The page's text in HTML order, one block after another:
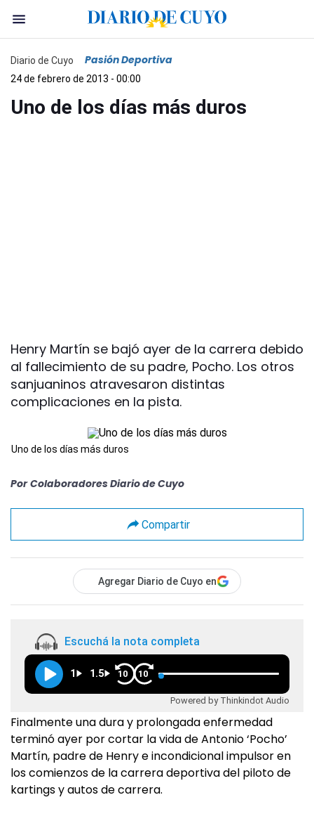
Diario de Cuyo Pasión Deportiva
24 de febrero de 2013 - 00:00
Uno de los días más duros
Henry Martín se bajó ayer de la carrera debido
al fallecimiento de su padre, Pocho. Los otros
sanjuaninos atravesaron distintas
complicaciones en la pista.
Uno de los días más duros
Por Colaboradores Diario de Cuyo
Compartir
Agregar Diario de Cuyo en
Escuchá la nota completa
1 1.5 10 10
Powered by Thinkindot Audio
Finalmente una dura y prolongada enfermedad
terminó ayer por cortar la vida de Antonio ‘Pocho’
Martín, padre de Henry e incondicional impulsor en
los comienzos de la carrera deportiva del piloto de
kartings y autos de carrera.